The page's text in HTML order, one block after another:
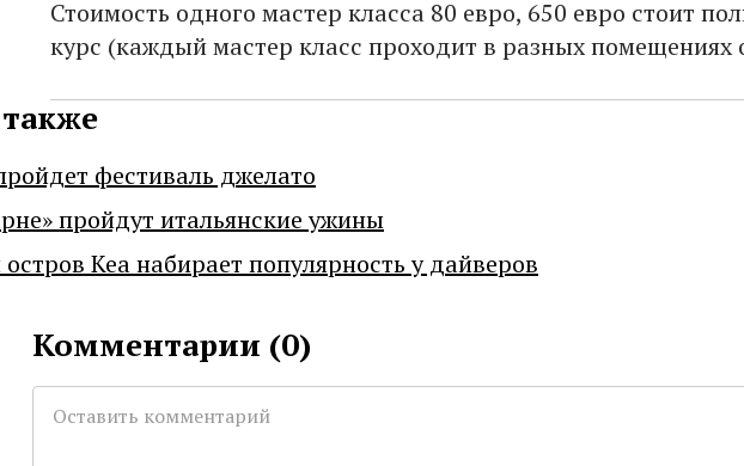
Стоимость одного мастер класса 80 евро, 650 евро стоит
курс (каждый мастер класс проходит в разных помещениях
фестиваль джелато
пройдут итальянские ужины
Кеа набирает популярность у дайверов
Комментарии (0)